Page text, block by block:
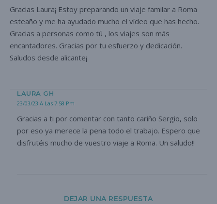
Gracias Laura¡ Estoy preparando un viaje familar a Roma
esteaño y me ha ayudado mucho el vídeo que has hecho.
Gracias a personas como tú , los viajes son más
encantadores. Gracias por tu esfuerzo y dedicación.
Saludos desde alicante¡
LAURA GH
23/03/23 A Las 7:58 Pm
Gracias a ti por comentar con tanto cariño Sergio, solo
por eso ya merece la pena todo el trabajo. Espero que
disfrutéis mucho de vuestro viaje a Roma. Un saludo!!
DEJAR UNA RESPUESTA